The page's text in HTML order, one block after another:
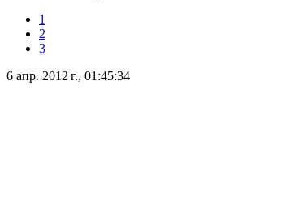
1
2
3
6 апр. 2012 г., 01:45:34